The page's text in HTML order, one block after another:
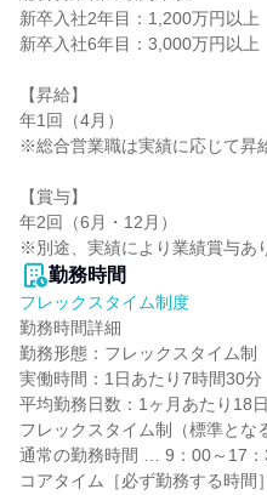
新卒入社2年目：1,200万円以上
新卒入社6年目：3,000万円以上
【昇給】
年1回（4月）
※総合営業職は実績に応じて昇
【賞与】
年2回（6月・12月）
※別途、実績により業績賞与あ
勤務時間
フレックスタイム制度
勤務時間詳細
勤務形態：フレックスタイム制
実働時間：1日あたり7時間30分
平均勤務日数：1ヶ月あたり18
フレックスタイム制（標準とな
通常の勤務時間 … 9：00～17
コアタイム［必ず勤務する時